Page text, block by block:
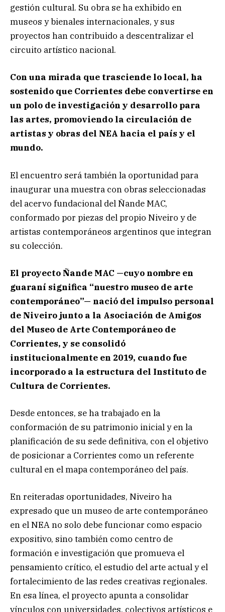
gestión cultural. Su obra se ha exhibido en
museos y bienales internacionales, y sus
proyectos han contribuido a descentralizar el
circuito artístico nacional.
Con una mirada que trasciende lo local, ha
sostenido que Corrientes debe convertirse en
un polo de investigación y desarrollo para
las artes, promoviendo la circulación de
artistas y obras del NEA hacia el país y el
mundo.
El encuentro será también la oportunidad para
inaugurar una muestra con obras seleccionadas
del acervo fundacional del Ñande MAC,
conformado por piezas del propio Niveiro y de
artistas contemporáneos argentinos que integran
su colección.
El proyecto Ñande MAC —cuyo nombre en
guaraní significa “nuestro museo de arte
contemporáneo”— nació del impulso personal
de Niveiro junto a la Asociación de Amigos
del Museo de Arte Contemporáneo de
Corrientes, y se consolidó
institucionalmente en 2019, cuando fue
incorporado a la estructura del Instituto de
Cultura de Corrientes.
Desde entonces, se ha trabajado en la
conformación de su patrimonio inicial y en la
planificación de su sede definitiva, con el objetivo
de posicionar a Corrientes como un referente
cultural en el mapa contemporáneo del país.
En reiteradas oportunidades, Niveiro ha
expresado que un museo de arte contemporáneo
en el NEA no solo debe funcionar como espacio
expositivo, sino también como centro de
formación e investigación que promueva el
pensamiento crítico, el estudio del arte actual y el
fortalecimiento de las redes creativas regionales.
En esa línea, el proyecto apunta a consolidar
vínculos con universidades, colectivos artísticos e